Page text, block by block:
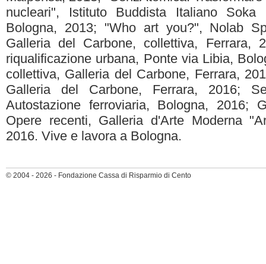
nucleari", Istituto Buddista Italiano Soka
Bologna, 2013; "Who art you?", Nolab
Galleria del Carbone, collettiva, Ferrara,
riqualificazione urbana, Ponte via Libia,
collettiva, Galleria del Carbone, Ferrara,
Galleria del Carbone, Ferrara, 2016;
Autostazione ferroviaria, Bologna, 2016;
Opere recenti, Galleria d'Arte Moderna
2016. Vive e lavora a Bologna.
© 2004 - 2026 - Fondazione Cassa di Risparmio di Cento